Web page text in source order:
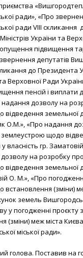
ради», «Про
ради VIІI
України та
підвищення
депутатів
до Президента
та Верховної Ради
пенсій і виплати
надання дозволу на
земельної
О.М.», «Про надання
щодо
у власність гр.
на розробку
земельної
О. М.», «Про
встановлення (зміни)
земель
у погодженні проєкту
(зміни) меж міста
міської ради».
голова. Поставив на